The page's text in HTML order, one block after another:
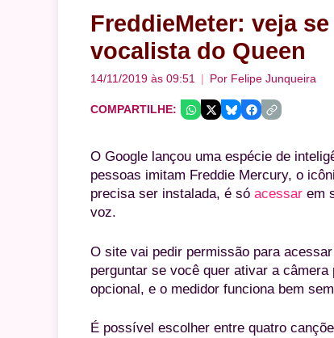
FreddieMeter: veja
vocalista do Queen
14/11/2019 às 09:51 Por Felipe Junqueira
COMPARTILHE:
O Google lançou uma espécie de
pessoas imitam Freddie Mercury, o
precisa ser instalada, é só acessar em
voz.
O site vai pedir permissão para
perguntar se você quer ativar a
opcional, e o medidor funciona bem
É possível escolher entre quatro